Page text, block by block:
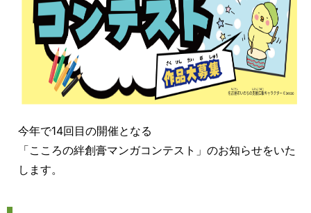
今年で14回目の開催となる
「こころの絆創膏マンガコンテスト」のお知らせをいた
します。